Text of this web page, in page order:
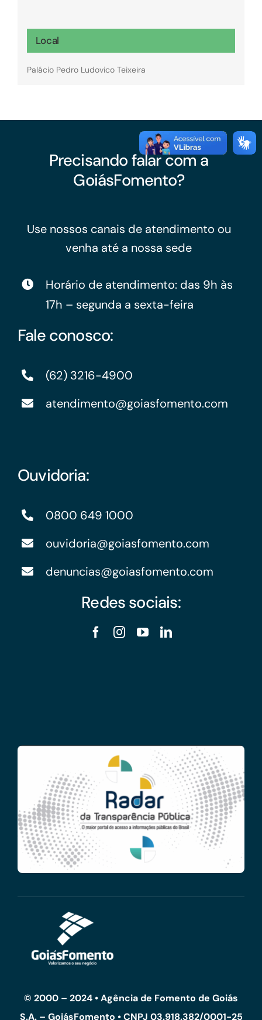
Local
Palácio Pedro Ludovico Teixeira
Precisando falar com a
GoiásFomento?
Use nossos canais de atendimento ou
venha até a nossa sede
Horário de atendimento: das 9h às
17h – segunda a sexta-feira
Fale conosco:
(62) 3216-4900
atendimento@goiasfomento.com
Ouvidoria:
0800 649 1000
ouvidoria@goiasfomento.com
denuncias@goiasfomento.com
Redes sociais:
© 2000 – 2024 • Agência de Fomento de Goiás
S.A. – GoiásFomento • CNPJ 03.918.382/0001-25